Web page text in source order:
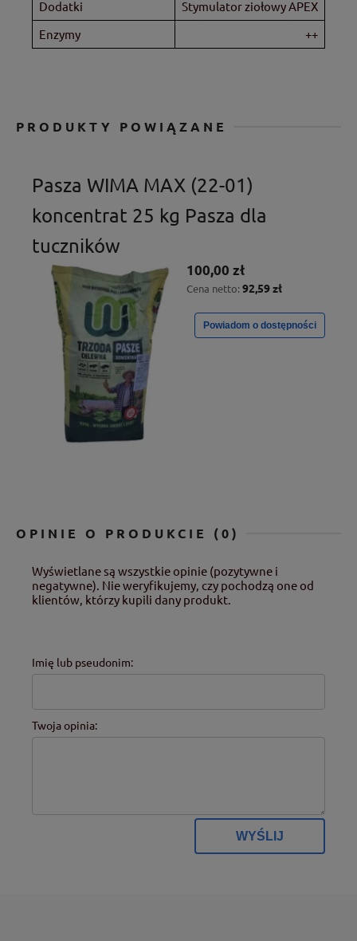
Dodatki
Stymulator ziołowy APEX
Enzymy
++
PRODUKTY POWIĄZANE
Pasza WIMA MAX (22-01)
koncentrat 25 kg Pasza dla
tuczników
100,00 zł
Cena netto: 92,59 zł
Powiadom o dostępności
OPINIE O PRODUKCIE (0)
Wyświetlane są wszystkie opinie (pozytywne i
negatywne). Nie weryfikujemy, czy pochodzą one od
klientów, którzy kupili dany produkt.
Imię lub pseudonim:
Twoja opinia:
WYŚLIJ